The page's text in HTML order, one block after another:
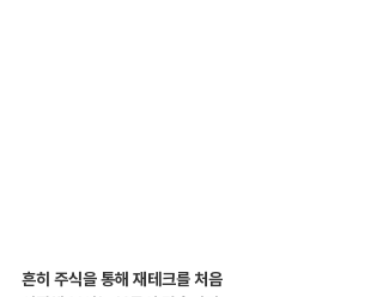
흔히 주식을 통해 재테크를 처음